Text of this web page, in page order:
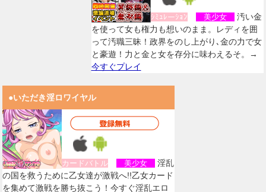
ｼﾐｭﾚーｼｮﾝ 美少女
汚い金
を使って女も権力も想いのまま。レディを囲
って汚職三昧！政界をのし上がり､金の力で女
と豪遊！力と金と女を存分に味わえるそ。→
今すぐプレイ
●いただき淫ロワイヤル
カードバトル 美少女
淫乱
の国を救うために乙女達が激戦へ!!乙女カード
を集めて激戦を勝ち抜こう！今すぐ淫乱エロ